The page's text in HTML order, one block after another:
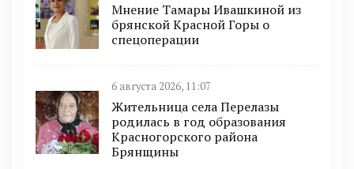
Мнение Тамары Ивашкиной из
брянской Красной Горы о
спецоперации
6 августа 2026, 11:07
Жительница села Перелазы
родилась в год образования
Красногорского района
Брянщины